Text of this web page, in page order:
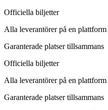
Officiella biljetter
Alla leverantörer på en plattform
Garanterade platser tillsammans
Officiella biljetter
Alla leverantörer på en plattform
Garanterade platser tillsammans